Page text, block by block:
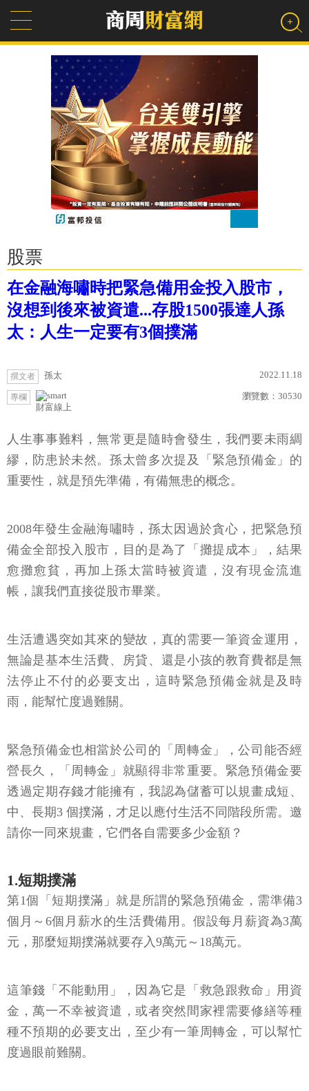
股票
在金融海嘯時把緊急備用金投入股市，
沒想到後來被資遣...存股1500張達人孫
太：人生一定要有3個撲滿
撰文者 孫太 2022.11.18
專欄
財富線上
瀏覽數： 30530
人生事事難料，無常更是隨時會發生，我們要未雨綢
繆，防患於未然。孫太曾多次提及「緊急預備金」的
重要性，就是預先準備，有備無患的概念。
2008年發生金融海嘯時，孫太因過於貪心，把緊急預
備金全部投入股市，目的是為了「攤提成本」，結果
愈攤愈貧，再加上孫太當時被資遣，沒有現金流進
帳，讓我們直接從股市畢業。
生活遭遇突如其來的變故，真的需要一筆資金運用，
無論是基本生活費、房貸、還是小孩的教育費都是無
法停止不付的必要支出，這時緊急預備金就是及時
雨，能幫忙度過難關。
緊急預備金也相當於公司的「周轉金」，公司能否經
營長久，「周轉金」就顯得非常重要。緊急預備金要
透過定期存錢才能擁有，我認為儲蓄可以規畫成短、
中、長期3 個撲滿，才足以應付生活不同階段所需。邀
請你一同來規畫，它們各自需要多少金額？
1.短期撲滿
第1個「短期撲滿」就是所謂的緊急預備金，需準備3
個月～6個月薪水的生活費備用。假設每月薪資為3萬
元，那麼短期撲滿就要存入9萬元～18萬元。
這筆錢「不能動用」，因為它是「救急跟救命」用資
金，萬一不幸被資遣，或者突然間家裡需要修繕等種
種不預期的必要支出，至少有一筆周轉金，可以幫忙
度過眼前難關。